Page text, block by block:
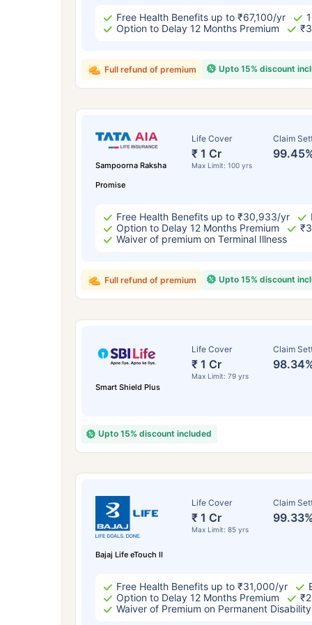
Free Health Benefits up to ₹67,100/yr
Option to Delay 12 Months Premium
Upto 15% discount
Full refund of premium
Sampoorna Raksha
Promise
Life Cover
₹ 1 Cr
Max Limit: 100 yrs
Claim
Free Health Benefits up to ₹30,933/yr
Option to Delay 12 Months Premium
Waiver of premium on Terminal Illness
Upto 15% discount
Full refund of premium
Smart Shield Plus
Life Cover
₹ 1 Cr
Max Limit: 79 yrs
Claim
Upto 15% discount included
Bajaj Life eTouch II
Life Cover
₹ 1 Cr
Max Limit: 85 yrs
Claim
Free Health Benefits up to ₹31,000/yr
Option to Delay 12 Months Premium
Waiver of Premium on Permanent Disability